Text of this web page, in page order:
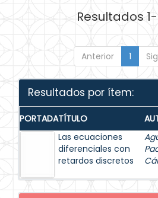
Resultados 1-
Anterior 1
Resultados por ítem:
PORTADATÍTULO
Las ecuaciones
diferenciales con
retardos discretos